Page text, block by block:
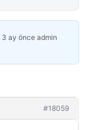
3 ay önce admin
#18059